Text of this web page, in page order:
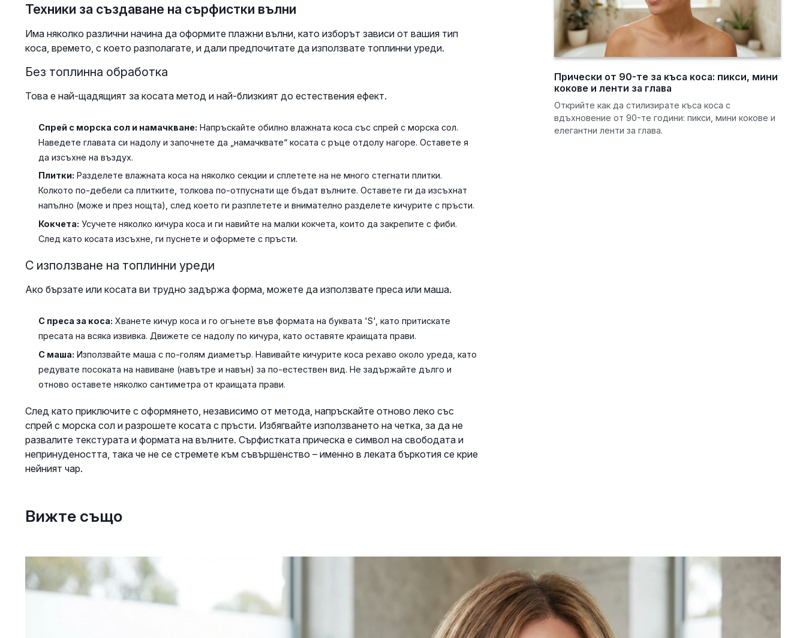
Техники за създаване на сърфистки вълни
Има няколко различни начина да оформите плажни вълни, като изборът зависи от вашия тип
коса, времето, с което разполагате, и дали предпочитате да използвате топлинни уреди.
Без топлинна обработка
Това е най-щадящият за косата метод и най-близкият до естествения ефект.
Спрей с морска сол и намачкване: Напръскайте обилно влажната коса със спрей с морска сол.
Наведете главата си надолу и започнете да „намачквате“ косата с ръце отдолу нагоре. Оставете я
да изсъхне на въздух.
Плитки: Разделете влажната коса на няколко секции и сплетете на не много стегнати плитки.
Колкото по-дебели са плитките, толкова по-отпуснати ще бъдат вълните. Оставете ги да изсъхнат
напълно (може и през нощта), след което ги разплетете и внимателно разделете кичурите с пръсти.
Кокчета: Усучете няколко кичура коса и ги навийте на малки кокчета, които да закрепите с фиби.
След като косата изсъхне, ги пуснете и оформете с пръсти.
С използване на топлинни уреди
Ако бързате или косата ви трудно задържа форма, можете да използвате преса или маша.
С преса за коса: Хванете кичур коса и го огънете във формата на буквата 'S', като притискате
пресата на всяка извивка. Движете се надолу по кичура, като оставяте краищата прави.
С маша: Използвайте маша с по-голям диаметър. Навивайте кичурите коса рехаво около уреда, като
редувате посоката на навиване (навътре и навън) за по-естествен вид. Не задържайте дълго и
отново оставете няколко сантиметра от краищата прави.
След като приключите с оформянето, независимо от метода, напръскайте отново леко със
спрей с морска сол и разрошете косата с пръсти. Избягвайте използването на четка, за да не
развалите текстурата и формата на вълните. Сърфистката прическа е символ на свободата и
непринудеността, така че не се стремете към съвършенство – именно в леката бъркотия се крие
нейният чар.
Прически от 90-те за къса коса: пикси, мини
кокове и ленти за глава
Открийте как да стилизирате къса коса с
вдъхновение от 90-те години: пикси, мини кокове и
елегантни ленти за глава.
Вижте също